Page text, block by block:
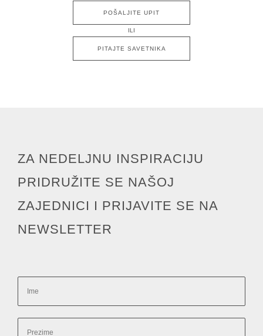
POŠALJITE UPIT
ILI
PITAJTE SAVETNIKA
ZA NEDELJNU INSPIRACIJU
PRIDRUŽITE SE NAŠOJ
ZAJEDNICI I PRIJAVITE SE NA
NEWSLETTER